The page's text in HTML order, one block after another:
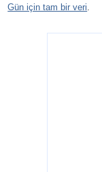
Gün için tam bir veri.